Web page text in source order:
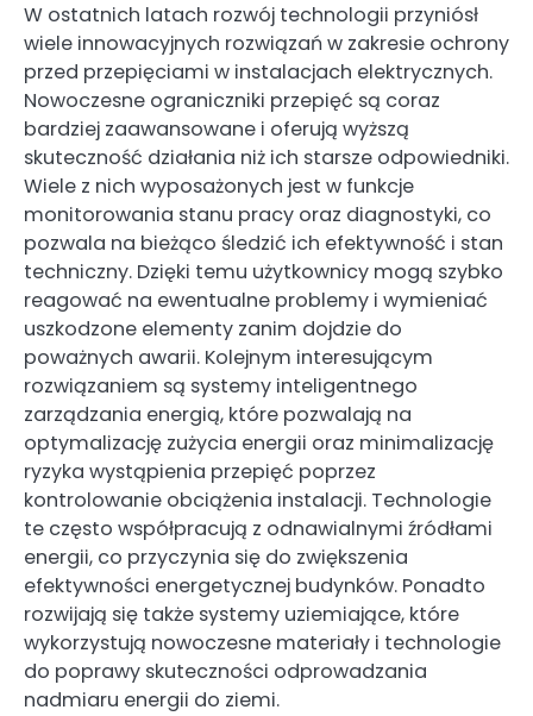
W ostatnich latach rozwój technologii przyniósł
wiele innowacyjnych rozwiązań w zakresie ochrony
przed przepięciami w instalacjach elektrycznych.
Nowoczesne ograniczniki przepięć są coraz
bardziej zaawansowane i oferują wyższą
skuteczność działania niż ich starsze odpowiedniki.
Wiele z nich wyposażonych jest w funkcje
monitorowania stanu pracy oraz diagnostyki, co
pozwala na bieżąco śledzić ich efektywność i stan
techniczny. Dzięki temu użytkownicy mogą szybko
reagować na ewentualne problemy i wymieniać
uszkodzone elementy zanim dojdzie do
poważnych awarii. Kolejnym interesującym
rozwiązaniem są systemy inteligentnego
zarządzania energią, które pozwalają na
optymalizację zużycia energii oraz minimalizację
ryzyka wystąpienia przepięć poprzez
kontrolowanie obciążenia instalacji. Technologie
te często współpracują z odnawialnymi źródłami
energii, co przyczynia się do zwiększenia
efektywności energetycznej budynków. Ponadto
rozwijają się także systemy uziemiające, które
wykorzystują nowoczesne materiały i technologie
do poprawy skuteczności odprowadzania
nadmiaru energii do ziemi.